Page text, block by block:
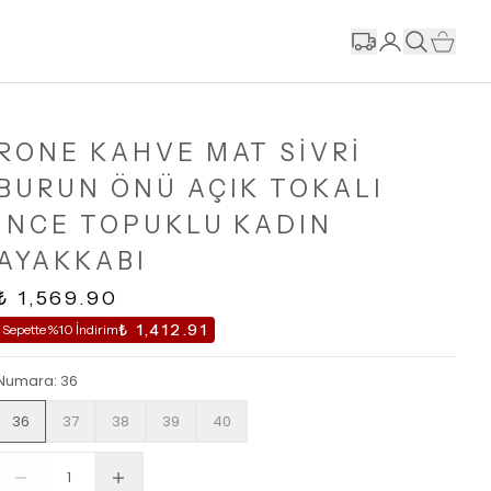
KAHVE MAT SİVRİ
ÖNÜ AÇIK TOKALI
TOPUKLU KADIN
1,569.90
Sepette %10 İndirim₺ 1,412.91
: 36
36
37 38 39 40